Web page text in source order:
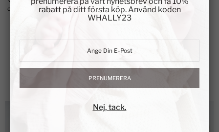
och barngaffeln SILJE.
Produkter som andra gillar
rabatt på ditt första köp. Använd koden
WHALLY23
PRENUMERERA
Nej, tack.